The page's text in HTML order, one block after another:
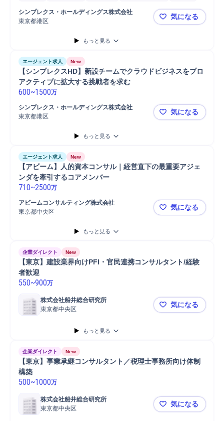
新規事業
マネジメント
分析
営業
ボディケア/マッサージ
シンプレクス・ホールディングス株式会社
東京都港区
コンサル営
気になる
もっと見る
エージェント求人 New
【シンプレクスHD】新設チームでクラウドビジネスをプロ
アクティブに拡大する挑戦者を求む
600~1500万
シンプレクス・ホールディングス株式会社
東京都港区
【シンプレ
気になる
もっと見る
エージェント求人 New
【アビーム】人的資本コンサル｜経営直下の最重要アジェ
ンダを牽引するコアメンバー
710~2500万
アビームコンサルティング株式会社
東京都中央区
【アビーム
気になる
もっと見る
企業ダイレクト New
【東京】建設業界向けPFI・官民連携コンサルタント/経験
者歓迎
550~900万
株式会社船井総合研究所
東京都中央区
【東京】建
気になる
もっと見る
企業ダイレクト New
【東京】事業承継コンサルタント／税理士事務所向け体制
構築
500~1000万
株式会社船井総合研究所
東京都中央区
【東京】事
気になる